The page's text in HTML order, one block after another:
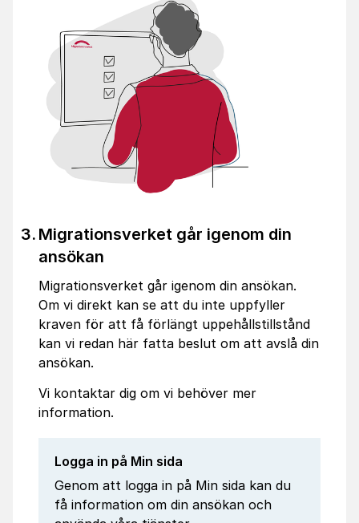
Migrationsverket går igenom din
ansökan
Migrationsverket går igenom din ansökan.
Om vi direkt kan se att du inte uppfyller
kraven för att få förlängt uppehållstillstånd
kan vi redan här fatta beslut om att avslå din
ansökan.
Vi kontaktar dig om vi behöver mer
information.
Logga in på Min sida
Genom att logga in på Min sida kan du
få information om din ansökan och